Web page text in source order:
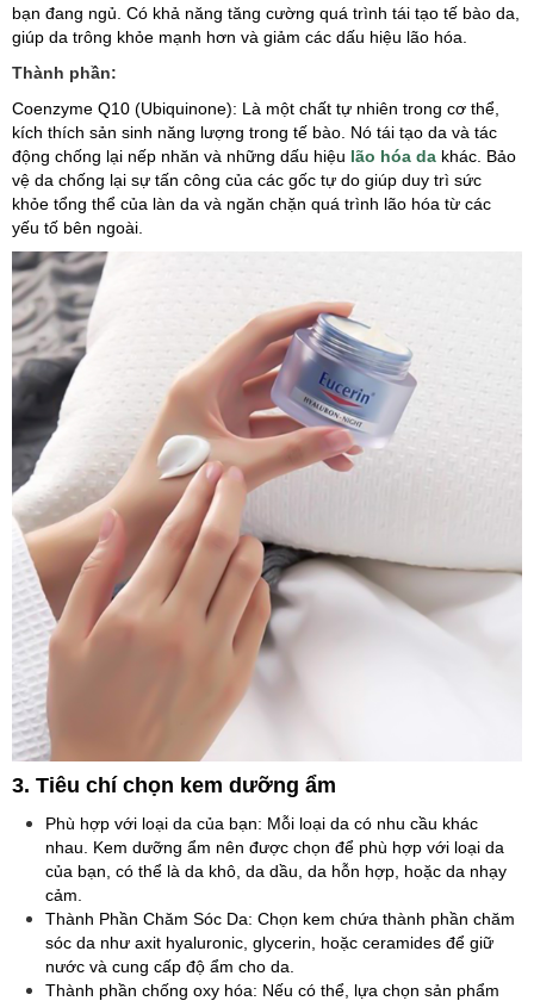
bạn đang ngủ. Có khả năng tăng cường quá trình tái tạo tế bào da,
giúp da trông khỏe mạnh hơn và giảm các dấu hiệu lão hóa.
Thành phần:
Coenzyme Q10 (Ubiquinone): Là một chất tự nhiên trong cơ thể,
kích thích sản sinh năng lượng trong tế bào. Nó tái tạo da và tác
động chống lại nếp nhăn và những dấu hiệu lão hóa da khác. Bảo
vệ da chống lại sự tấn công của các gốc tự do giúp duy trì sức
khỏe tổng thể của làn da và ngăn chặn quá trình lão hóa từ các
yếu tố bên ngoài.
3. Tiêu chí chọn kem dưỡng ẩm
Phù hợp với loại da của bạn: Mỗi loại da có nhu cầu khác
nhau. Kem dưỡng ẩm nên được chọn để phù hợp với loại da
của bạn, có thể là da khô, da dầu, da hỗn hợp, hoặc da nhạy
cảm.
Thành Phần Chăm Sóc Da: Chọn kem chứa thành phần chăm
sóc da như axit hyaluronic, glycerin, hoặc ceramides để giữ
nước và cung cấp độ ẩm cho da.
Thành phần chống oxy hóa: Nếu có thể, lựa chọn sản phẩm